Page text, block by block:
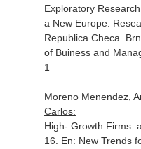
Exploratory
a New Europe:
Republica Checa.
of Buiness and
1
Moreno Menendez,
Carlos:
High- Growth Firms:
16. En: New Trends